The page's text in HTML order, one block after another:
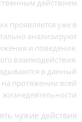
действием.
проявляется уже в
анализируют
и поведение,
взаимодействия.
в данный
протяжении всей
жизнедеятельности.
чужие действия